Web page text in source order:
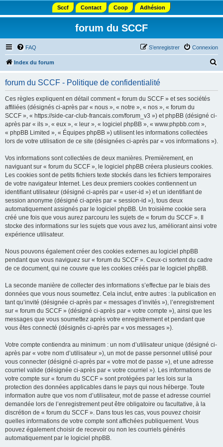
Sccf Contact Coop Adhésion
forum du SCCF
FAQ Connexion
S’enregistrer
Index du forum
forum du SCCF - Politique de confidentialité
Ces règles expliquent en détail comment « forum du SCCF » et ses sociétés
affiliées (désignés ci-après par « nous », « notre », « nos », « forum du
SCCF », « https://side-car-club-francais.com/forum_v3 ») et phpBB (désigné ci-
après par « ils », « eux », « leur », « logiciel phpBB », « www.phpbb.com »,
« phpBB Limited », « Équipes phpBB ») utilisent les informations collectées
lors de votre utilisation de ce site (désignées ci-après par « vos informations »).
Vos informations sont collectées de deux manières. Premièrement, en
naviguant sur « forum du SCCF », le logiciel phpBB créera plusieurs cookies.
Les cookies sont de petits fichiers texte stockés dans les fichiers temporaires
de votre navigateur Internet. Les deux premiers cookies contiennent un
identifiant utilisateur (désigné ci-après par « user-id ») et un identifiant de
session anonyme (désigné ci-après par « session-id »), tous deux
automatiquement assignés par le logiciel phpBB. Un troisième cookie sera
créé une fois que vous aurez parcouru les sujets de « forum du SCCF ». Il
stocke des informations sur les sujets que vous avez lus, améliorant ainsi votre
expérience utilisateur.
Nous pouvons également créer des cookies externes au logiciel phpBB
pendant que vous naviguez sur « forum du SCCF ». Ceux-ci sortent du cadre
de ce document, qui ne couvre que les cookies créés par le logiciel phpBB.
La seconde manière de collecter des informations s’effectue par le biais des
données que vous nous soumettez. Cela inclut, entre autres : la publication en
tant qu’invité (désignée ci-après par « messages d’invités »), l’enregistrement
sur « forum du SCCF » (désigné ci-après par « votre compte »), ainsi que les
messages que vous soumettez après votre enregistrement et pendant que
vous êtes connecté (désignés ci-après par « vos messages »).
Votre compte contiendra au minimum : un nom d’utilisateur unique (désigné ci-
après par « votre nom d’utilisateur »), un mot de passe personnel utilisé pour
vous connecter (désigné ci-après par « votre mot de passe »), et une adresse
courriel valide (désignée ci-après par « votre courriel »). Les informations de
votre compte sur « forum du SCCF » sont protégées par les lois sur la
protection des données applicables dans le pays qui nous héberge. Toute
information autre que vos nom d’utilisateur, mot de passe et adresse courriel
demandée lors de l’enregistrement peut être obligatoire ou facultative, à la
discrétion de « forum du SCCF ». Dans tous les cas, vous pouvez choisir
quelles informations de votre compte sont affichées publiquement. Vous
pouvez également choisir de recevoir ou non les courriels générés
automatiquement par le logiciel phpBB.